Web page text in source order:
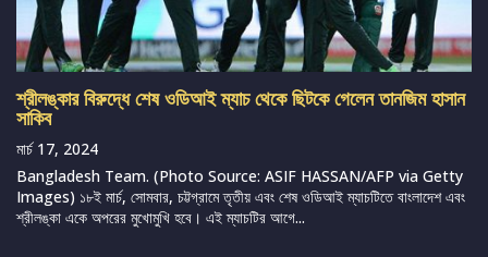
শ্রীলঙ্কার বিরুদ্ধে শেষ ওডিআই ম্যাচ থেকে ছিটকে গেলেন তানজিম হাসান
সাকিব
মার্চ 17, 2024
Bangladesh Team. (Photo Source: ASIF HASSAN/AFP via Getty
Images) ১৮ই মার্চ, সোমবার, চট্টগ্রামে তৃতীয় এবং শেষ ওডিআই ম্যাচটিতে বাংলাদেশ এবং
শ্রীলঙ্কা একে অপরের মুখোমুখি হবে। এই ম্যাচটির আগে...